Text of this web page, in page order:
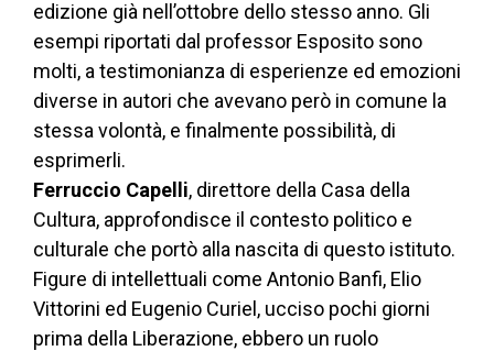
edizione già nell’ottobre dello stesso anno. Gli
esempi riportati dal professor Esposito sono
molti, a testimonianza di esperienze ed emozioni
diverse in autori che avevano però in comune la
stessa volontà, e finalmente possibilità, di
esprimerli.
Ferruccio Capelli, direttore della Casa della
Cultura, approfondisce il contesto politico e
culturale che portò alla nascita di questo istituto.
Figure di intellettuali come Antonio Banfi, Elio
Vittorini ed Eugenio Curiel, ucciso pochi giorni
prima della Liberazione, ebbero un ruolo